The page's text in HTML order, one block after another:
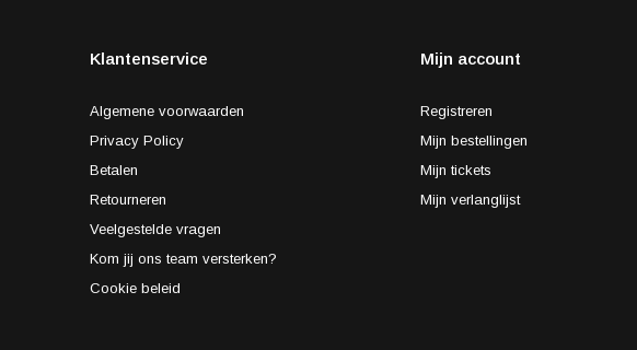
Klantenservice
Algemene voorwaarden
Privacy Policy
Betalen
Retourneren
Veelgestelde vragen
Kom jij ons team versterken?
Cookie beleid
Mijn account
Registreren
Mijn bestellingen
Mijn tickets
Mijn verlanglijst